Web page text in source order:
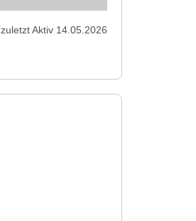
zuletzt Aktiv 14.05.2026